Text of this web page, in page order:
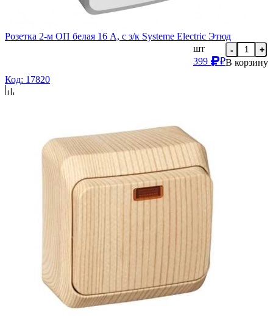
Розетка 2-м ОП белая 16 А, с з/к Systeme Electric Этюд
шт
399
₽
- +
В корзину
Код: 17820